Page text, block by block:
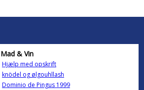
Mad & Vin
Hjælp med opskrift
knödel og ølgouhllash
Dominio de Pingus 1999